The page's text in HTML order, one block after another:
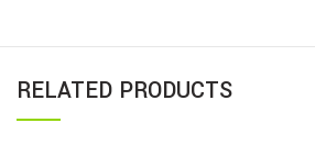
RELATED PRODUCTS